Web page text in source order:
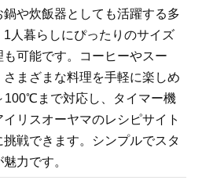
や炊飯器としても活躍する多
人暮らしにぴったりのサイズ
可能です。コーヒーやスー
まざまな料理を手軽に楽しめ
100℃まで対応し、タイマー機
リスオーヤマのレシピサイト
戦できます。シンプルでスタ
力です。